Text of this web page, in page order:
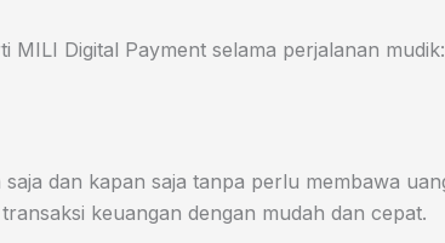
Digital Payment selama perjalanan mudik:
dan kapan saja tanpa perlu membawa
keuangan dengan mudah dan cepat.